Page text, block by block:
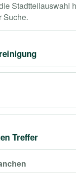
Stadtteilauswahl
Suche.
Treffer